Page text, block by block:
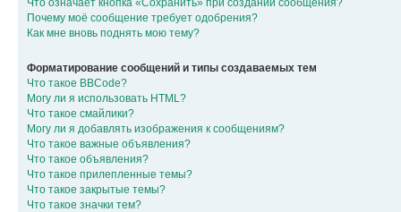
Почему моё сообщение требует одобрения?
Как мне вновь поднять мою тему?
Форматирование сообщений и типы создаваемых тем
Что такое BBCode?
Могу ли я использовать HTML?
Что такое смайлики?
Могу ли я добавлять изображения к сообщениям?
Что такое важные объявления?
Что такое объявления?
Что такое прилепленные темы?
Что такое закрытые темы?
Что такое значки тем?